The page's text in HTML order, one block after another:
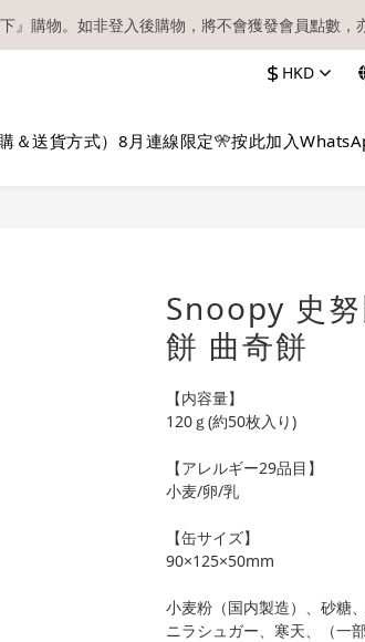
現貨，現貨區以外的所有貨品都需要訂貨喔！
購物。如非登入後購物，將不會獲發會員點數，
出後，本店只會以電郵通知出貨，下單後敬請留
$ HKD
＆送貨方式） 8月連線限定🎌按此加入
Snoopy 史
餅 曲奇餅
【内容量】
120ｇ(約50枚入り)
【アレルギー29品目】
小麦/卵/乳
【缶サイズ】
90×125×50mm
小麦粉（国内製造）、砂糖
ニラシュガー、寒天、（一